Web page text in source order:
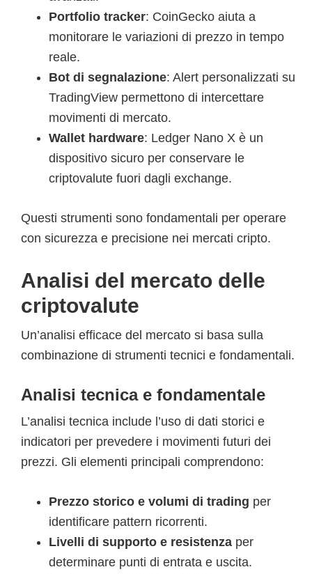
Portfolio tracker: CoinGecko aiuta a
monitorare le variazioni di prezzo in tempo
reale.
Bot di segnalazione: Alert personalizzati su
TradingView permettono di intercettare
movimenti di mercato.
Wallet hardware: Ledger Nano X è un
dispositivo sicuro per conservare le
criptovalute fuori dagli exchange.
Questi strumenti sono fondamentali per operare
con sicurezza e precisione nei mercati cripto.
Analisi del mercato delle
criptovalute
Un’analisi efficace del mercato si basa sulla
combinazione di strumenti tecnici e fondamentali.
Analisi tecnica e fondamentale
L’analisi tecnica include l’uso di dati storici e
indicatori per prevedere i movimenti futuri dei
prezzi. Gli elementi principali comprendono:
Prezzo storico e volumi di trading per
identificare pattern ricorrenti.
Livelli di supporto e resistenza per
determinare punti di entrata e uscita.